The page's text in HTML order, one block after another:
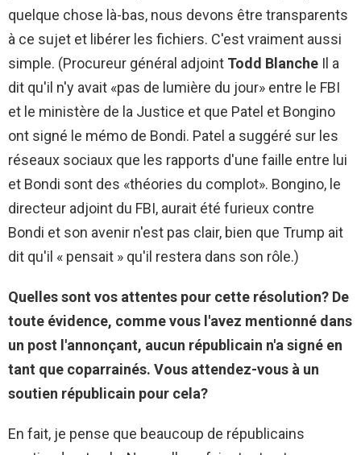
quelque chose là-bas, nous devons être transparents
à ce sujet et libérer les fichiers. C'est vraiment aussi
simple. (Procureur général adjoint Todd Blanche Il a
dit qu'il n'y avait «pas de lumière du jour» entre le FBI
et le ministère de la Justice et que Patel et Bongino
ont signé le mémo de Bondi. Patel a suggéré sur les
réseaux sociaux que les rapports d'une faille entre lui
et Bondi sont des «théories du complot». Bongino, le
directeur adjoint du FBI, aurait été furieux contre
Bondi et son avenir n'est pas clair, bien que Trump ait
dit qu'il « pensait » qu'il restera dans son rôle.)
Quelles sont vos attentes pour cette résolution? De
toute évidence, comme vous l'avez mentionné dans
un post l'annonçant, aucun républicain n'a signé en
tant que coparrainés. Vous attendez-vous à un
soutien républicain pour cela?
En fait, je pense que beaucoup de républicains